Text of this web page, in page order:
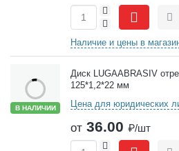
-
+
Наличие и цены в
В НАЛИЧИИ
Диск LUGAABRASIV
125*1,2*22 мм
Цена для юридических
от 36.00 ₽/шт
+